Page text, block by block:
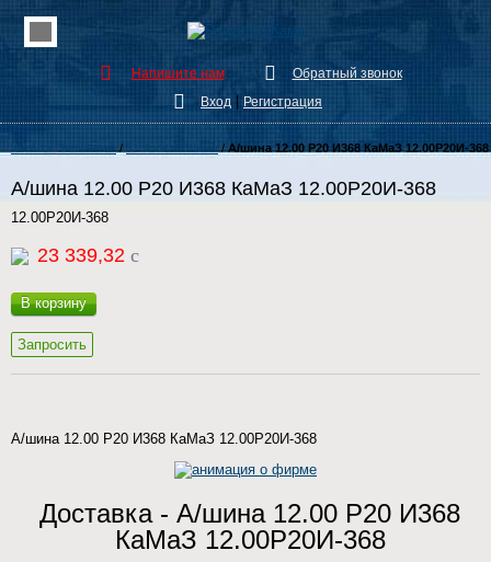
Напишите нам
Обратный звонок
Вход
Регистрация
Каталог Запчастей/31 Колеса Шины/А/шина 12.00 Р20 И368 КаМаЗ 12.00Р20И-368
А/шина 12.00 Р20 И368 КаМаЗ 12.00Р20И-368
12.00Р20И-368
23 339,32 c
В корзину
Запросить
А/шина 12.00 Р20 И368 КаМаЗ 12.00Р20И-368
Доставка - А/шина 12.00 Р20 И368
КаМаЗ 12.00Р20И-368